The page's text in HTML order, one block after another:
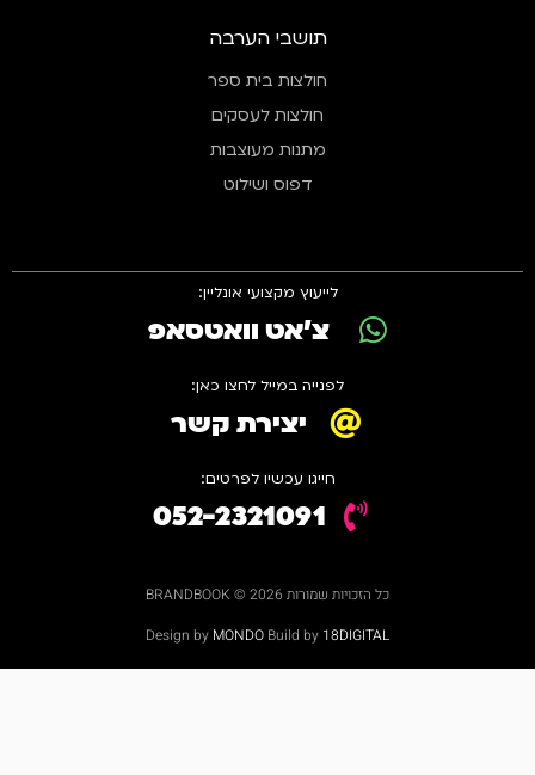
תושבי הערבה
חולצות בית ספר
חולצות לעסקים
מתנות מעוצבות
דפוס ושילוט
לייעוץ מקצועי אונליין:
צ'אט וואטסאפ
לפנייה במייל לחצו כאן:
יצירת קשר
חייגו עכשיו לפרטים:
052-2321091
כל הזכויות שמורות 2026 © BRANDBOOK
Design by MONDO Build by 18DIGITAL